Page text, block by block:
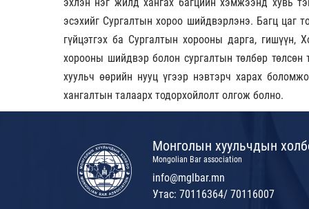
эсэхийг Сургалтын хороо шийдвэрлэнэ. Багц цаг
гүйцэтгэх ба Сургалтын хорооны дарга, гишүүн,
хорооны шийдвэр болон сургалтын төлбөр
хуульч өөрийн нууц үгээр нэвтэрч харах
хангалтын талаарх тодорхойлолт олгож болно.
Монголын хуульчдын
Mongolian Bar association
info@mglbar.mn
Утас: 70116364/ 70116007